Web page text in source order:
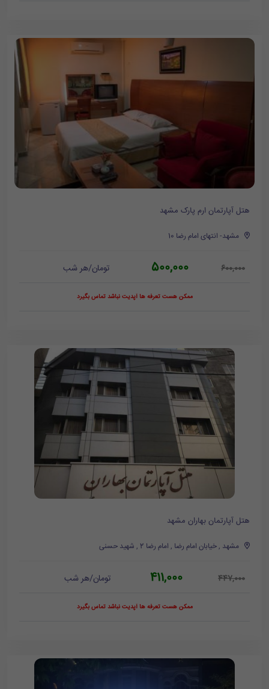
هتل آپارتمان ارم پارک مشهد
مشهد- انتهای امام رضا 10
600,000
500,000 تومان/هر شب
ممکن هست تعرفه ها آپدیت نباشد تماس بگیرد
هتل آپارتمان بهاران مشهد
مشهد , خیابان امام رضا , امام رضا 2 , شهید حسنی
447,000
411,000 تومان/هر شب
ممکن هست تعرفه ها آپدیت نباشد تماس بگیرد